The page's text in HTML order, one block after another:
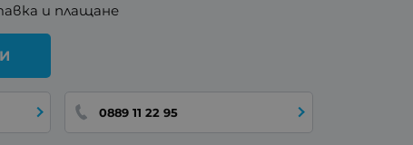
и плащане
0889 11 22 95